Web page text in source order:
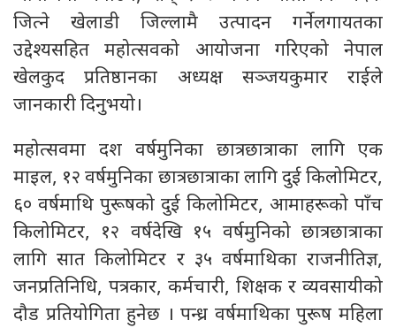
जित्ने खेलाडी जिल्लामै उत्पादन गर्नेलगायतका
उद्देश्यसहित महोत्सवको आयोजना गरिएको नेपाल
खेलकुद प्रतिष्ठानका अध्यक्ष सञ्जयकुमार राईले
जानकारी दिनुभयो।
महोत्सवमा दश वर्षमुनिका छात्रछात्राका लागि एक
माइल, १२ वर्षमुनिका छात्रछात्राका लागि दुई किलोमिटर,
६० वर्षमाथि पुरूषको दुई किलोमिटर, आमाहरूको पाँच
किलोमिटर, १२ वर्षदेखि १५ वर्षमुनिको छात्रछात्राका
लागि सात किलोमिटर र ३५ वर्षमाथिका राजनीतिज्ञ,
जनप्रतिनिधि, पत्रकार, कर्मचारी, शिक्षक र व्यवसायीको
दौड प्रतियोगिता हुनेछ । पन्ध्र वर्षमाथिका पुरूष महिला